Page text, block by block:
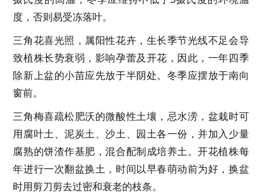
度，否则易受冻落叶。
三角花喜光照，属阳性花卉，生长季节光线不足会导
致植株长势衰弱，影响孕蕾及开花，因此，一年四季
除新上盆的小苗应先放于半阴处。冬季应摆放于南向
窗前。
三角梅喜疏松肥沃的微酸性土壤，忌水涝，盆栽时可
用腐叶土、泥炭土、沙土、园土各一份，并加入少量
腐熟的饼渣作基肥，混合配制成培养土。开花植株每
年进行一次翻盆换土，时间以早春萌动前为好，换盆
时用剪刀剪去过密和衰老的枝条。